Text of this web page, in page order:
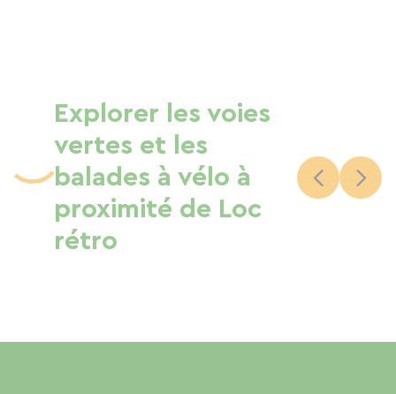
Explorer les voies
vertes et les
balades à vélo à
proximité de Loc
rétro